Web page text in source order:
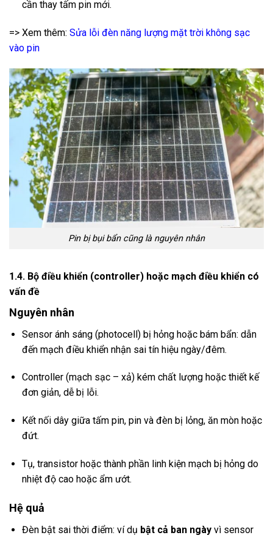
cần thay tấm pin mới.
=> Xem thêm: Sửa lỗi đèn năng lượng mặt trời không sạc
vào pin
Pin bị bụi bẩn cũng là nguyên nhân
1.4. Bộ điều khiển (controller) hoặc mạch điều khiển có
vấn đề
Nguyên nhân
Sensor ánh sáng (photocell) bị hỏng hoặc bám bẩn: dẫn
đến mạch điều khiển nhận sai tín hiệu ngày/đêm.
Controller (mạch sạc – xả) kém chất lượng hoặc thiết kế
đơn giản, dễ bị lỗi.
Kết nối dây giữa tấm pin, pin và đèn bị lỏng, ăn mòn hoặc
đứt.
Tụ, transistor hoặc thành phần linh kiện mạch bị hỏng do
nhiệt độ cao hoặc ẩm ướt.
Hệ quả
Đèn bật sai thời điểm: ví dụ bật cả ban ngàyvì sensor